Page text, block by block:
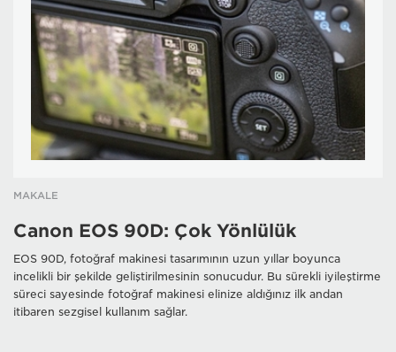
MAKALE
Canon EOS 90D: Çok Yönlülük
EOS 90D, fotoğraf makinesi tasarımının uzun yıllar boyunca
incelikli bir şekilde geliştirilmesinin sonucudur. Bu sürekli iyileştirme
süreci sayesinde fotoğraf makinesi elinize aldığınız ilk andan
itibaren sezgisel kullanım sağlar.